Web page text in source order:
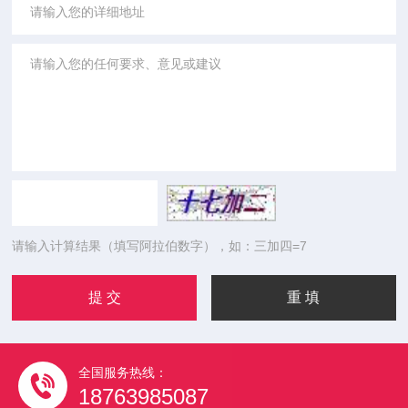
请输入计算结果（填写阿拉伯数字），如：三加四=7
全国服务热线：
18763985087